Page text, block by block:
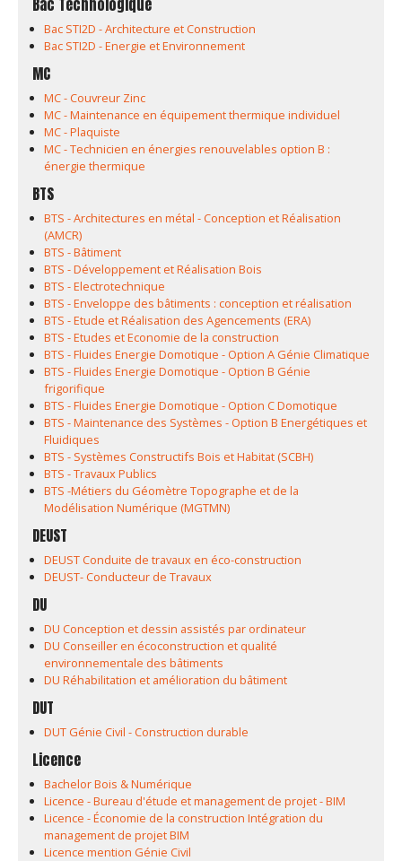
Bac Technologique
Bac STI2D - Architecture et Construction
Bac STI2D - Energie et Environnement
MC
MC - Couvreur Zinc
MC - Maintenance en équipement thermique individuel
MC - Plaquiste
MC - Technicien en énergies renouvelables option B :
énergie thermique
BTS
BTS - Architectures en métal - Conception et Réalisation
(AMCR)
BTS - Bâtiment
BTS - Développement et Réalisation Bois
BTS - Electrotechnique
BTS - Enveloppe des bâtiments : conception et réalisation
BTS - Etude et Réalisation des Agencements (ERA)
BTS - Etudes et Economie de la construction
BTS - Fluides Energie Domotique - Option A Génie Climatique
BTS - Fluides Energie Domotique - Option B Génie
frigorifique
BTS - Fluides Energie Domotique - Option C Domotique
BTS - Maintenance des Systèmes - Option B Energétiques et
Fluidiques
BTS - Systèmes Constructifs Bois et Habitat (SCBH)
BTS - Travaux Publics
BTS -Métiers du Géomètre Topographe et de la
Modélisation Numérique (MGTMN)
DEUST
DEUST Conduite de travaux en éco-construction
DEUST- Conducteur de Travaux
DU
DU Conception et dessin assistés par ordinateur
DU Conseiller en écoconstruction et qualité
environnementale des bâtiments
DU Réhabilitation et amélioration du bâtiment
DUT
DUT Génie Civil - Construction durable
Licence
Bachelor Bois & Numérique
Licence - Bureau d'étude et management de projet - BIM
Licence - Économie de la construction Intégration du
management de projet BIM
Licence mention Génie Civil